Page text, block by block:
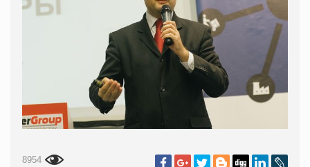
8954